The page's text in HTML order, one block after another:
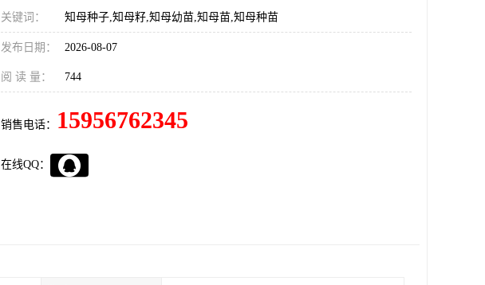
关键词： 知母种子,知母籽,知母幼苗,知母苗,知母种苗
发布日期： 2026-08-07
阅 读 量： 744
销售电话： 15956762345
在线QQ：